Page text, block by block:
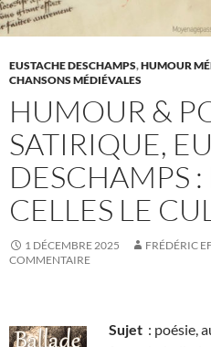
EUSTACHE DESCHAMPS,HUMOUR
CHANSONS MÉDIÉVALES
HUMOUR &
SATIRIQUE,
DESCHAMPS
CELLES LE
1 DÉCEMBRE 2025 FRÉDÉRIC
COMMENTAIRE
Sujet : poésie,